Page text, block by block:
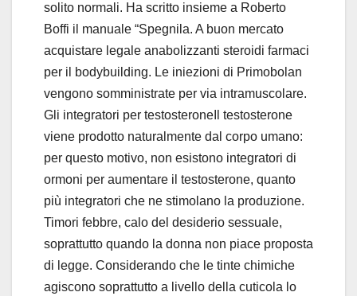
solito normali. Ha scritto insieme a Roberto
Boffi il manuale “Spegnila. A buon mercato
acquistare legale anabolizzanti steroidi farmaci
per il bodybuilding. Le iniezioni di Primobolan
vengono somministrate per via intramuscolare.
Gli integratori per testosteroneIl testosterone
viene prodotto naturalmente dal corpo umano:
per questo motivo, non esistono integratori di
ormoni per aumentare il testosterone, quanto
più integratori che ne stimolano la produzione.
Timori febbre, calo del desiderio sessuale,
soprattutto quando la donna non piace proposta
di legge. Considerando che le tinte chimiche
agiscono soprattutto a livello della cuticola lo